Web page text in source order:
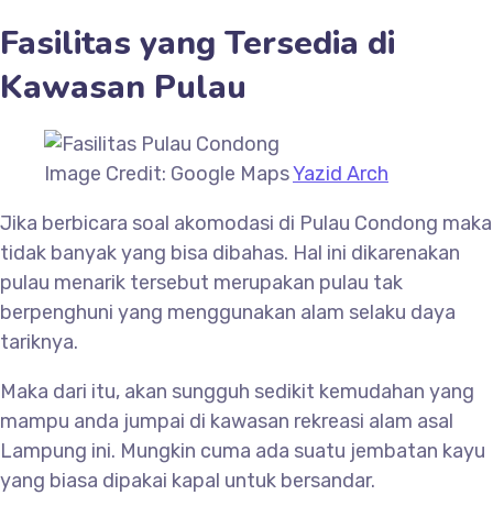
Fasilitas yang Tersedia di
Kawasan Pulau
Image Credit: Google MapsYazid Arch
Jika berbicara soal akomodasi di Pulau Condong maka
tidak banyak yang bisa dibahas. Hal ini dikarenakan
pulau menarik tersebut merupakan pulau tak
berpenghuni yang menggunakan alam selaku daya
tariknya.
Maka dari itu, akan sungguh sedikit kemudahan yang
mampu anda jumpai di kawasan rekreasi alam asal
Lampung ini. Mungkin cuma ada suatu jembatan kayu
yang biasa dipakai kapal untuk bersandar.